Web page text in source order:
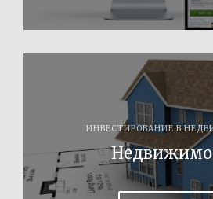
ИНВЕСТИРОВАНИЕ В